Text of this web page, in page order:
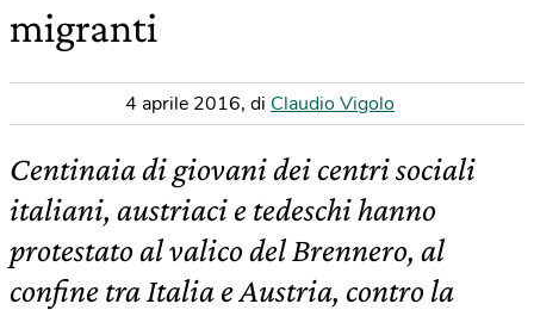
migranti
4 aprile 2016, di Claudio Vigolo
Centinaia di giovani dei centri sociali
italiani, austriaci e tedeschi hanno
protestato al valico del Brennero, al
confine tra Italia e Austria, contro la